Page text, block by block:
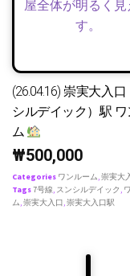
(26.04.16) 崇実大入
シルデイック）駅
ム
₩500,000
Categories ワンルーム,崇実大
Tags7号線, スンシルデイック ,
ム,崇実大入口,崇実大入口駅